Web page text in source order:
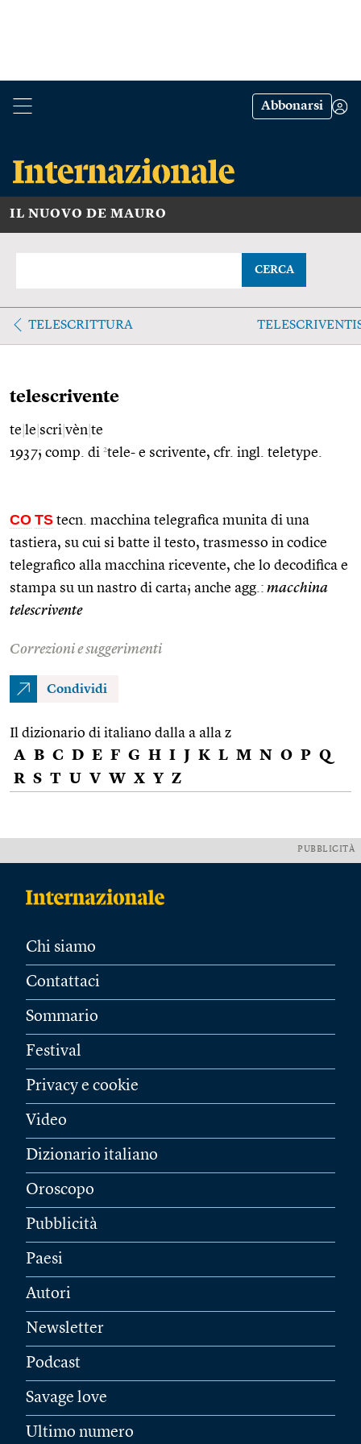
Abbonarsi
IL NUOVO DE MAURO
CERCA
TELESCRITTURA
telescrivente
te le scri vèn te
1937; comp. di 2tele- e scrivente, cfr. ingl. teletype.
CO TS tecn. macchina telegrafica munita di una
tastiera, su cui si batte il testo, trasmesso in codice
telegrafico alla macchina ricevente, che lo decodifica e
stampa su un nastro di carta; anche agg.: macchina
telescrivente
Correzioni e suggerimenti
Condividi
Il dizionario di italiano dalla a alla z
A B C D E F G H I J K L M N O P Q
R S T U V W X Y Z
PUBBLICITÀ
Chi siamo
Contattaci
Sommario
Festival
Privacy e cookie
Video
Dizionario italiano
Oroscopo
Pubblicità
Paesi
Autori
Newsletter
Podcast
Savage love
Ultimo numero